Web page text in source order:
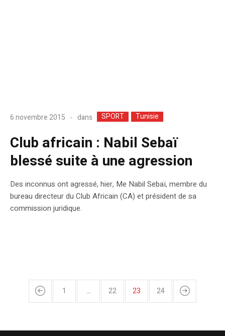
6 novembre 2015 dans SPORT Tunisie
Club africain : Nabil Sebaï
blessé suite à une agression
Des inconnus ont agressé, hier, Me Nabil Sebaï, membre du
bureau directeur du Club Africain (CA) et président de sa
commission juridique.
1 … 22 23 24